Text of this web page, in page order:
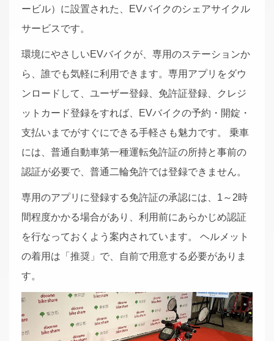
ービル）に設置された、EVバイクのシェアサイクル
サービスです。
環境にやさしいEVバイクが、専用のステーションか
ら、誰でも気軽に利用できます。専用アプリをダウ
ンロードして、ユーザー登録、免許証登録、クレジ
ットカード登録をすれば、EVバイクの予約・開錠・
支払いまでがすぐにできる手軽さも魅力です。 乗車
には、普通自動車第⼀種運転免許証の所持と事前の
認証が必要で、普通二輪免許では登録できません。
専用のアプリに登録する免許証の承認には、1～2時
間程度かかる場合があり、利用前にあらかじめ認証
を行なっておくよう案内されています。 ヘルメット
の着用は「推奨」で、自前で用意する必要がありま
す。